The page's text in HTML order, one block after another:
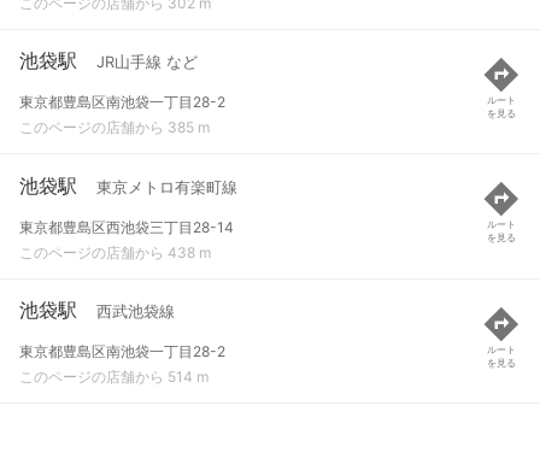
池袋駅 JR山手線 など
東京都豊島区南池袋一丁目28-2
このページの店舗から 385 m
ルート
を見る
池袋駅 東京メトロ有楽町線
東京都豊島区西池袋三丁目28-14
このページの店舗から 438 m
ルート
を見る
池袋駅 西武池袋線
東京都豊島区南池袋一丁目28-2
このページの店舗から 514 m
ルート
を見る